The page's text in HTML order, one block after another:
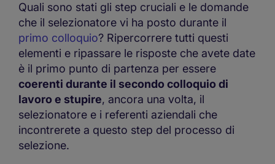
Quali sono stati gli step cruciali e le domande
che il selezionatore vi ha posto durante il
primo colloquio? Ripercorrere tutti questi
elementi e ripassare le risposte che avete date
è il primo punto di partenza per essere
coerenti durante il secondo colloquio di
lavoro e stupire, ancora una volta, il
selezionatore e i referenti aziendali che
incontrerete a questo step del processo di
selezione.